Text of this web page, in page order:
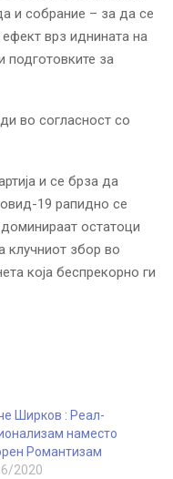
и собрание – за да се
врз иднината на
подготовките за
во согласност со
и се брза да
19 рапидно се
остатоци
клучниот збор во
која беспрекорно ги
Ширков : Реал-
наместо
Романтизам
2020